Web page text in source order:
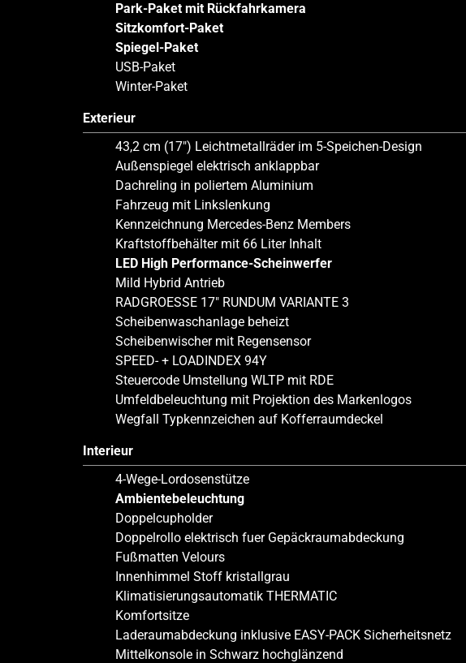
Park-Paket mit Rückfahrkamera
Sitzkomfort-Paket
Spiegel-Paket
USB-Paket
Winter-Paket
Exterieur
43,2 cm (17″) Leichtmetallräder im 5-Speichen-Design
Außenspiegel elektrisch anklappbar
Dachreling in poliertem Aluminium
Fahrzeug mit Linkslenkung
Kennzeichnung Mercedes-Benz Members
Kraftstoffbehälter mit 66 Liter Inhalt
LED High Performance-Scheinwerfer
Mild Hybrid Antrieb
RADGROESSE 17″ RUNDUM VARIANTE 3
Scheibenwaschanlage beheizt
Scheibenwischer mit Regensensor
SPEED- + LOADINDEX 94Y
Steuercode Umstellung WLTP mit RDE
Umfeldbeleuchtung mit Projektion des Markenlogos
Wegfall Typkennzeichen auf Kofferraumdeckel
Interieur
4-Wege-Lordosenstütze
Ambientebeleuchtung
Doppelcupholder
Doppelrollo elektrisch fuer Gepäckraumabdeckung
Fußmatten Velours
Innenhimmel Stoff kristallgrau
Klimatisierungsautomatik THERMATIC
Komfortsitze
Laderaumabdeckung inklusive EASY-PACK Sicherheitsnetz
Mittelkonsole in Schwarz hochglänzend